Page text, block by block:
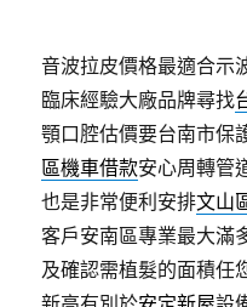
音波拉皮價格最適合示
臨床經驗大廠品牌尋找
顎口腔估價要台南市保
區機車借款安心周轉管
也是非常便利安排文山
客戶安南區專業最大滿
及確認需植髮的面積任